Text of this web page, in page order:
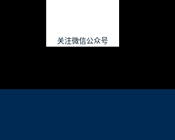
关注微信公众号